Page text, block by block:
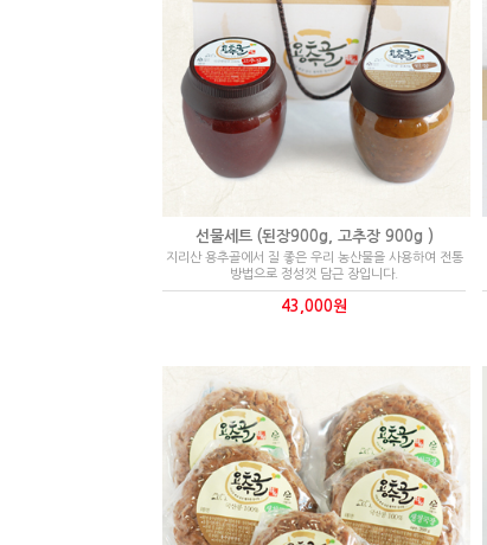
선물세트 (된장900g, 고추장 900g )
지리산 용추골에서 질 좋은 우리 농산물을 사용하여 전통
방법으로 정성껏 담근 장입니다.
43,000원